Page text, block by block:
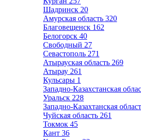
Шадринск 20
Амурская область 320
Благовещенск 162
Белогорск 40
Свободный 27
Севастополь 271
Атырауская область 269
Атырау 261
Кульсары 1
Западно-Казахстанская
Уральск 228
Западно-Казахтанская
Чуйская область 261
Токмок 45
Кант 36